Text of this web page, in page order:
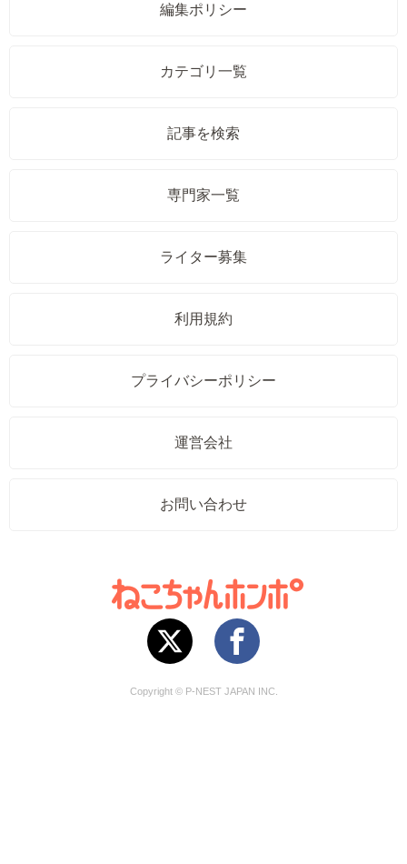
編集ポリシー
カテゴリ一覧
記事を検索
専門家一覧
ライター募集
利用規約
プライバシーポリシー
運営会社
お問い合わせ
Copyright © P-NEST JAPAN INC.